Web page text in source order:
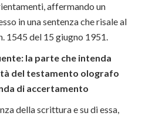
affermando un
in una sentenza che risale al
1545 del 15 giugno 1951.
la parte che intenda
del testamento olografo
di accertamento
della scrittura e su di essa,